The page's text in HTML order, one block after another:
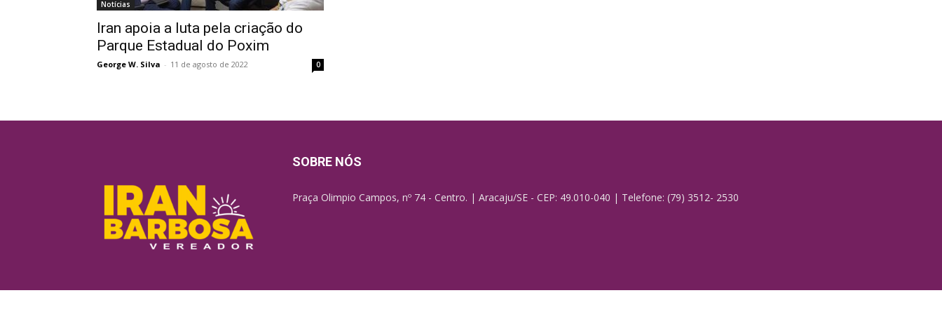
Notícias
Iran apoia a luta pela criação do
Parque Estadual do Poxim
George W. Silva - 11 de agosto de 2022 0
SOBRE NÓS
Praça Olimpio Campos, nº 74 - Centro. | Aracaju/SE - CEP: 49.010-040 | Telefone: (79) 3512- 2530